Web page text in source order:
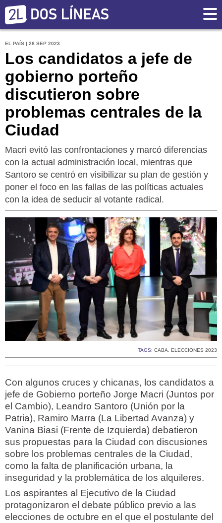
EL PAÍS | 28 SEP 2023
Los candidatos a jefe de
gobierno porteño
discutieron sobre
problemas centrales de la
Ciudad
Macri evitó las confrontaciones y marcó diferencias
con la actual administración local, mientras que
Santoro se centró en visibilizar su plan de gestión y
poner el foco en las fallas de las políticas actuales
con la idea de seducir al votante radical.
TAGS: CABA, ELECCIONES 2023
Con algunos cruces y chicanas, los candidatos a
jefe de Gobierno porteño Jorge Macri (Juntos por
el Cambio), Leandro Santoro (Unión por la
Patria), Ramiro Marra (La Libertad Avanza) y
Vanina Biasi (Frente de Izquierda) debatieron
sus propuestas para la Ciudad con discusiones
sobre los problemas centrales de la Ciudad,
como la falta de planificación urbana, la
inseguridad y la problemática de los alquileres.
Los aspirantes al Ejecutivo de la Ciudad
protagonizaron el debate público previo a las
elecciones de octubre en el que el postulante del